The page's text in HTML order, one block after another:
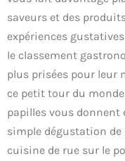
saveurs et des
expériences
le classement
plus prisées pour leur
ce petit tour du monde
papilles vous donnent
simple dégustation
cuisine de rue sur le